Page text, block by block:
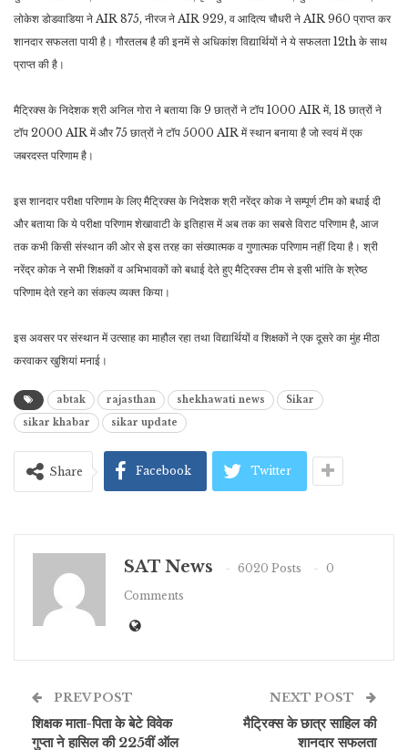
लोकेश डोडवाडिया ने AIR 875, नीरज ने AIR 929, व आदित्य चौधरी ने AIR 960 प्राप्त कर
शानदार सफलता पायी है। गौरतलब है की इनमें से अधिकांश विद्यार्थियों ने ये सफलता 12th के साथ
प्राप्त की है।
मैट्रिक्स के निदेशक श्री अनिल गोरा ने बताया कि 9 छात्रों ने टॉप 1000 AIR में, 18 छात्रों ने
टॉप 2000 AIR में और 75 छात्रों ने टॉप 5000 AIR में स्थान बनाया है जो स्वयं में एक
जबरदस्त परिणाम है।
इस शानदार परीक्षा परिणाम के लिए मैट्रिक्स के निदेशक श्री नरेंद्र कोक ने सम्पूर्ण टीम को बधाई दी
और बताया कि ये परीक्षा परिणाम शेखावाटी के इतिहास में अब तक का सबसे विराट परिणाम है, आज
तक कभी किसी संस्थान की ओर से इस तरह का संख्यात्मक व गुणात्मक परिणाम नहीं दिया है। श्री
नरेंद्र कोक ने सभी शिक्षकों व अभिभावकों को बधाई देते हुए मैट्रिक्स टीम से इसी भांति के श्रेष्ठ
परिणाम देते रहने का संकल्प व्यक्त किया।
इस अवसर पर संस्थान में उत्साह का माहौल रहा तथा विद्यार्थियों व शिक्षकों ने एक दूसरे का मुंह मीठा
करवाकर खुशियां मनाई।
abtak rajasthan shekhawati news
Sikar
sikar khabar
sikar update
Share Facebook Twitter
SAT News 6020 Posts
0
Comments
PREV POST
शिक्षक माता-पिता के बेटे विवेक
गुप्ता ने हासिल की 225वीं ऑल
NEXT POST
मैट्रिक्स के छात्र साहिल की
शानदार सफलता